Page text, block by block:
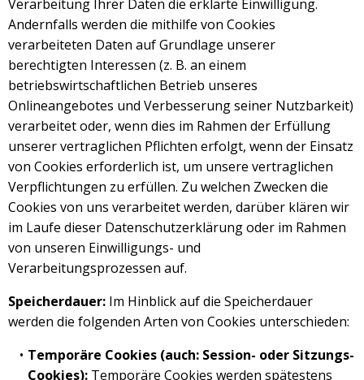
Verarbeitung Ihrer Daten die erklärte Einwilligung.
Andernfalls werden die mithilfe von Cookies
verarbeiteten Daten auf Grundlage unserer
berechtigten Interessen (z. B. an einem
betriebswirtschaftlichen Betrieb unseres
Onlineangebotes und Verbesserung seiner Nutzbarkeit)
verarbeitet oder, wenn dies im Rahmen der Erfüllung
unserer vertraglichen Pflichten erfolgt, wenn der Einsatz
von Cookies erforderlich ist, um unsere vertraglichen
Verpflichtungen zu erfüllen. Zu welchen Zwecken die
Cookies von uns verarbeitet werden, darüber klären wir
im Laufe dieser Datenschutzerklärung oder im Rahmen
von unseren Einwilligungs- und
Verarbeitungsprozessen auf.
Speicherdauer: Im Hinblick auf die Speicherdauer
werden die folgenden Arten von Cookies unterschieden:
Temporäre Cookies (auch: Session- oder Sitzungs-
Cookies): Temporäre Cookies werden spätestens